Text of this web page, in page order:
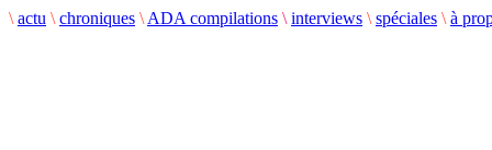
\ actu \ chroniques \ ADA compilations \ interviews \ spéciales \ à